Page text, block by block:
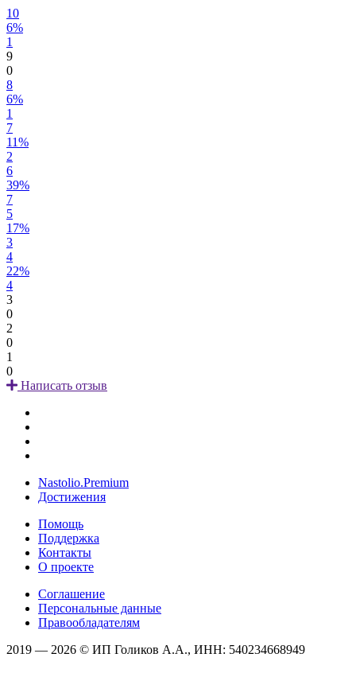
10
6%
1
9
0
8
6%
1
7
11%
2
6
39%
7
5
17%
3
4
22%
4
3
0
2
0
1
0
Написать отзыв
Nastolio.Premium
Достижения
Помощь
Поддержка
Контакты
О проекте
Соглашение
Персональные данные
Правообладателям
2019 — 2026 © ИП Голиков А.А., ИНН: 540234668949